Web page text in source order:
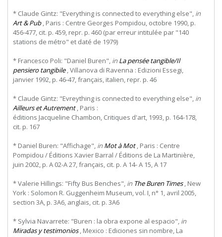
* Claude Gintz: "Everything is connected to everything else", in
Art & Pub, Paris : Centre Georges Pompidou, octobre 1990, p.
456-477, cit. p. 459, repr. p. 460 (par erreur intitulée par "140
stations de métro" et daté de 1979)
* Francesco Poli: "Daniel Buren", in La pensée tangible/Il
pensiero tangibile, Villanova di Ravenna : Edizioni Essegi,
janvier 1992, p. 46-47, français, italien, repr. p. 46
* Claude Gintz: "Evreything is connected to everything else", in
Ailleurs et Autrement , Paris :
éditions Jacqueline Chambon, Critiques d'art, 1993, p. 164-178,
cit. p. 167
* Daniel Buren: "Affichage", in Mot à Mot, Paris : Centre
Pompidou / Éditions Xavier Barral / Éditions de La Martinière,
juin 2002, p. A 02-A 27, français, cit. p. A 14- A 15, A 17
* Valerie Hillings: "Fifty Bus Benches", in The Buren Times, New
York : Solomon R. Guggenheim Museum, vol. I, n° 1, avril 2005,
section 3A, p. 3A6, anglais, cit. p. 3A6
* Sylvia Navarrete: "Buren : la obra expone al espacio", in
Miradas y testimonios, Mexico : Ediciones sin nombre, La